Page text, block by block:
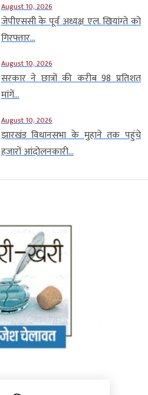
August 10, 2026
जेपीएससी के पूर्व अध्यक्ष एल. खियांग्ते को
गिरफ्तार...
August 10, 2026
सरकार ने छात्रों की करीब 98 प्रतिशत
मांगें...
August 10, 2026
झारखंड विधानसभा के मुहाने तक पहुंचे
हजारों आंदोलनकारी...